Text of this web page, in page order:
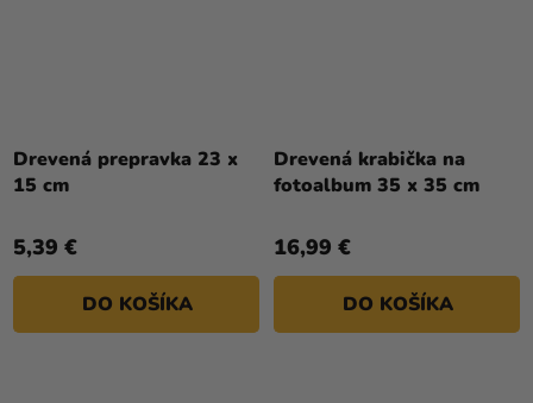
Drevená prepravka 23 x
15 cm
5,39 €
DO KOŠÍKA
Drevená krabička na
fotoalbum 35 x 35 cm
16,99 €
DO KOŠÍKA